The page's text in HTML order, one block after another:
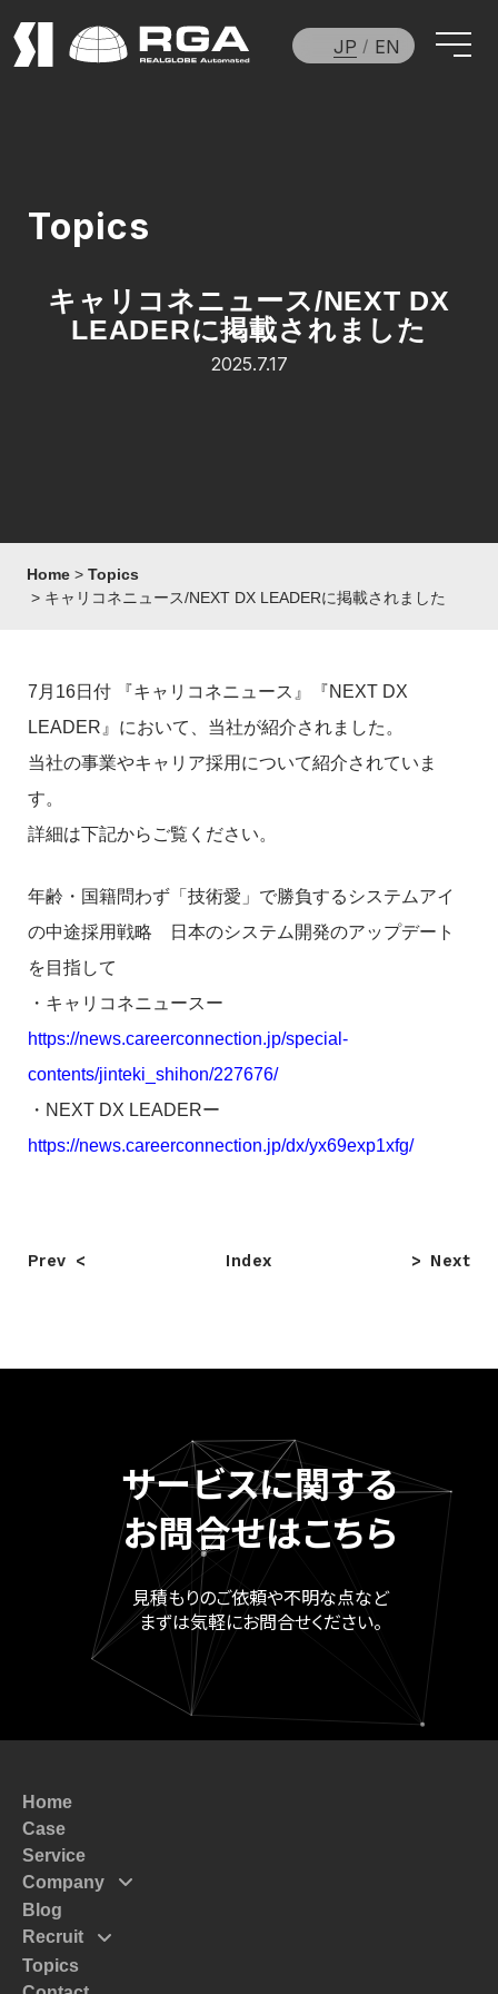
Topics
キャリコネニュース/NEXT DX
LEADERに掲載されました
2025.7.17
Home
Topics
キャリコネニュース/NEXT DX LEADERに掲載されました
7月16日付 『キャリコネニュース』『NEXT DX
LEADER』において、当社が紹介されました。
当社の事業やキャリア採用について紹介されていま
す。
詳細は下記からご覧ください。
年齢・国籍問わず「技術愛」で勝負するシステムアイ
の中途採用戦略 日本のシステム開発のアップデート
を目指して
・キャリコネニュースー
https://news.careerconnection.jp/special-
contents/jinteki_shihon/227676/
・NEXT DX LEADERー
https://news.careerconnection.jp/dx/yx69exp1xfg/
Prev Index Next
サービスに関する
お問合せはこちら
見積もりのご依頼や不明な点など
まずは気軽にお問合せください。
Home
Case
Service
Company
Mission
Message
Blog
Recruit
Top Massege
Topics
JP EN